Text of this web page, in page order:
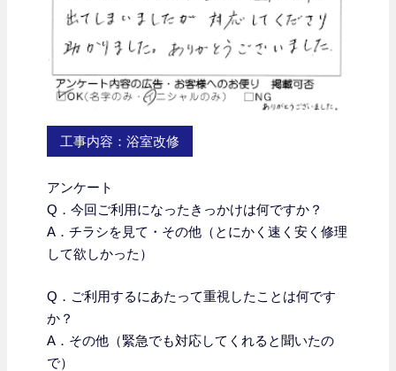
工事内容：浴室改修
アンケート
Q．今回ご利用になったきっかけは何ですか？
A．チラシを見て・その他（とにかく速く安く修理
して欲しかった）
Q． ご利用するにあたって重視したことは何です
か？
A．その他（緊急でも対応してくれると聞いたの
で）